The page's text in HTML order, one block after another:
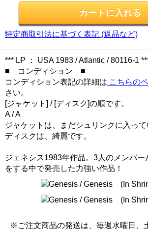
特定商取引法に基づく表記 (返品など)
*** LP ： USA 1983 / Atlantic / 80116-1
■ コンディション ■
コンディション表記の詳細は こちらの
さい。
[ジャケット] / [ディスク]の順です。
A / A
ジャケットは、まだシュリンクに入って
ディスクは、綺麗です。
ジェネシス1983年作品。3人のメンバー
をする中で発売した力強い作品！
※ご注文商品の発送は、毎週水曜日、